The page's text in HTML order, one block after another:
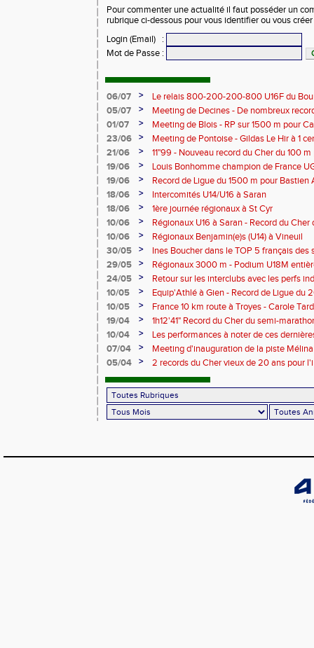
Pour commenter une actualité il faut posséder un
rubrique ci-dessous pour vous identifier ou vous
Login (Email)
:
Mot de Passe :
06/07 >
Le relais 800-200-200-800 U16F du
champion de France
05/07 >
Meeting de Decines - De nombreux
01/07
>
Meeting de Blois - RP sur 1500 m pour
23/06
>
Meeting de Pontoise - Gildas Le Hir à 1
Cher sur 800 m
21/06 >
11"99 - Nouveau record du Cher du 100
19/06
>
Louis Bonhomme champion de France
5'45"83
19/06 >
Record de Ligue du 1500 m pour
18/06
>
Intercomités U14/U16 à Saran
18/06
>
1ère journée régionaux à St Cyr
10/06
>
Régionaux U16 à Saran - Record du
Bonhomme - 2'38"80
10/06 >
Régionaux Benjamin(e)s (U14) à Vineuil
30/05
>
Ines Boucher dans le TOP 5 français des
29/05
>
Régionaux 3000 m - Podium U18M
24/05
>
Retour sur les interclubs avec les perfs
10/05
>
Equip'Athlé à Gien - Record de Ligue du
Picy en 6'33"53
10/05 >
France 10 km route à Troyes - Carole
19/04
>
1h12'41" Record du Cher du semi-
10/04
>
Les performances à noter de ces
07/04
>
Meeting d'inauguration de la piste
05/04
>
2 records du Cher vieux de 20 ans pour